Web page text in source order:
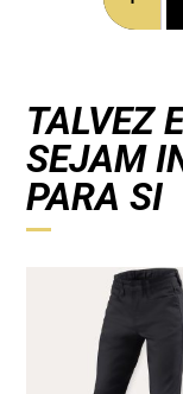
TALVEZ
SEJAM
PARA SI